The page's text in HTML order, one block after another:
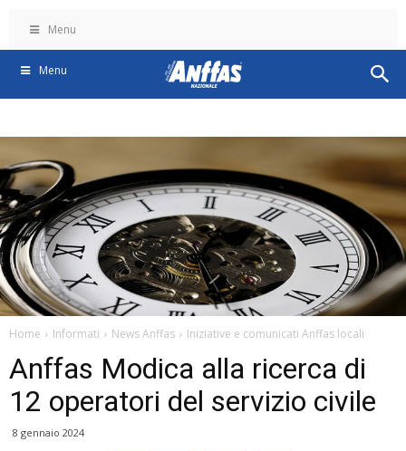
Menu
Menu
Home Informati News Anffas Iniziative e comunicati Anffas locali
Anffas Modica alla ricerca di
12 operatori del servizio civile
8 gennaio 2024